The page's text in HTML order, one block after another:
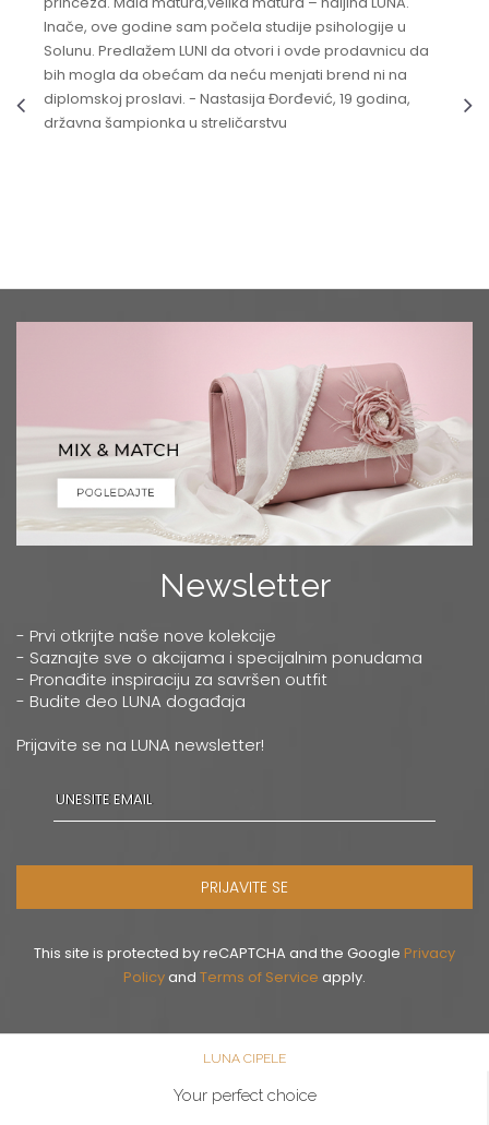
Inače, ove godine sam počela studije psihologije u
Solunu. Predlažem LUNI da otvori i ovde prodavnicu da
bih mogla da obećam da neću menjati brend ni na
diplomskoj proslavi. - Nastasija Đorđević, 19 godina,
državna šampionka u streličarstvu
Newsletter
- Prvi otkrijte naše nove kolekcije
- Saznajte sve o akcijama i specijalnim ponudama
- Pronađite inspiraciju za savršen outfit
- Budite deo LUNA događaja
Prijavite se na LUNA newsletter!
PRIJAVITE SE
This site is protected by reCAPTCHA and the Google Privacy
Policyand Terms of Service apply.
LUNA CIPELE
Your perfect choice